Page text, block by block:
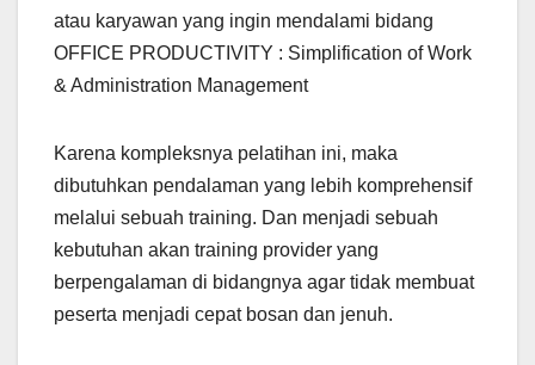
atau karyawan yang ingin mendalami bidang
OFFICE PRODUCTIVITY : Simplification of Work
& Administration Management
Karena kompleksnya pelatihan ini, maka
dibutuhkan pendalaman yang lebih komprehensif
melalui sebuah training. Dan menjadi sebuah
kebutuhan akan training provider yang
berpengalaman di bidangnya agar tidak membuat
peserta menjadi cepat bosan dan jenuh.